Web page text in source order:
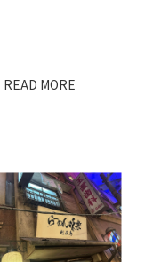
READ MORE